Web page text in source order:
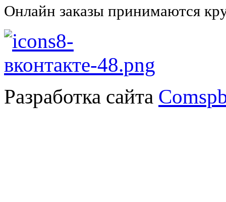
Онлайн заказы принимаются
Разработка сайта